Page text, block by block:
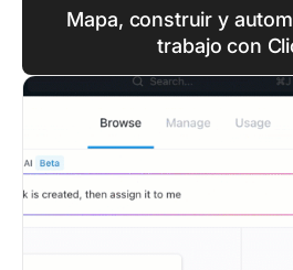
Mapa, construir y
trabajo con